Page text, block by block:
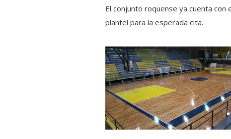
El conjunto roquense ya cuenta
plantel para la esperada cita.